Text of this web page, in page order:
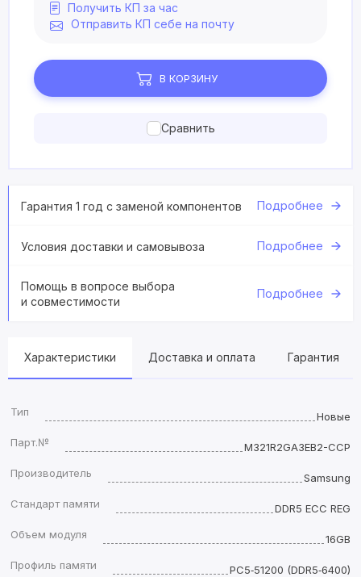
Получить КП за час
Отправить КП себе на почту
В КОРЗИНУ
Сравнить
Гарантия 1 год с заменой компонентов Подробнее
Условия доставки и самовывоза Подробнее
Помощь в вопросе выбора
и совместимости
Подробнее
Характеристики Доставка и оплата Гарантия
Тип
Новые
Парт.№
M321R2GA3EB2-CCP
Производитель
Samsung
Стандарт памяти
DDR5 ECC REG
Объем модуля
16GB
Профиль памяти
PC5‑51200 (DDR5‑6400)